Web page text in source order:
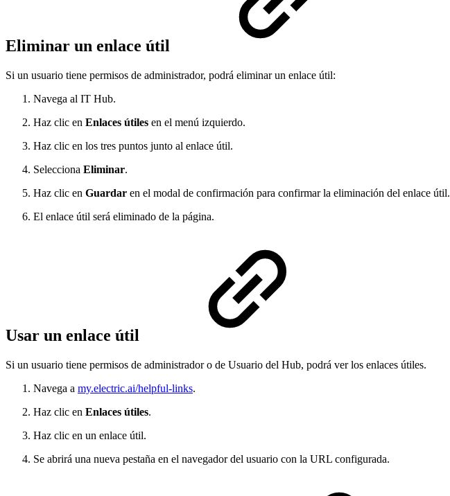
Eliminar un enlace útil
Si un usuario tiene permisos de administrador, podrá eliminar un enlace útil:
Navega al IT Hub.
Haz clic en Enlaces útiles en el menú izquierdo.
Haz clic en los tres puntos junto al enlace útil.
Selecciona Eliminar.
Haz clic en Guardar en el modal de confirmación para confirmar la eliminación del enlace útil.
El enlace útil será eliminado de la página.
Usar un enlace útil
Si un usuario tiene permisos de administrador o de Usuario del Hub, podrá ver los enlaces útiles.
Navega a my.electric.ai/helpful-links.
Haz clic en Enlaces útiles.
Haz clic en un enlace útil.
Se abrirá una nueva pestaña en el navegador del usuario con la URL configurada.